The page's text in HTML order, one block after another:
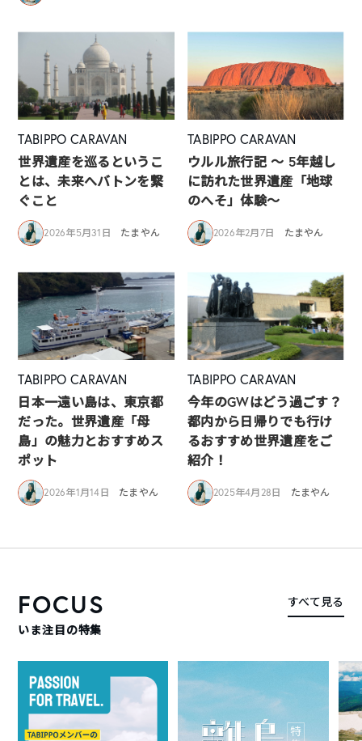
TABIPPO CARAVAN
世界遺産を巡るというこ
とは、未来へバトンを繋
ぐこと
2026年5月31日 たまやん
TABIPPO CARAVAN
ウルル旅行記 ～ 5年越し
に訪れた世界遺産「地球
のへそ」体験～
2026年2月7日 たまやん
TABIPPO CARAVAN
日本一遠い島は、東京都
だった。世界遺産「母
島」の魅力とおすすめス
ポット
2026年1月14日 たまやん
TABIPPO CARAVAN
今年のGWはどう過ごす？
都内から日帰りでも行け
るおすすめ世界遺産をご
紹介！
2025年4月28日 たまやん
FOCUS
いま注目の特集
すべて見る